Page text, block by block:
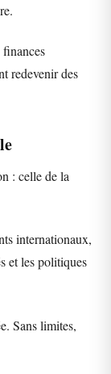
redevenir des
: celle de la
internationaux,
et les politiques
Sans limites,